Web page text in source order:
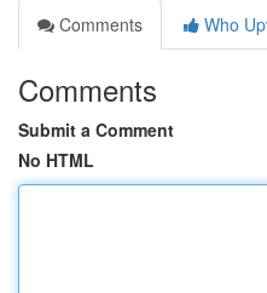
Comments
Who
Comments
Submit a Comment
No HTML